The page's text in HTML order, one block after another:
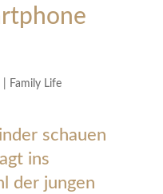
| Family Life
schauen
ins
der jungen